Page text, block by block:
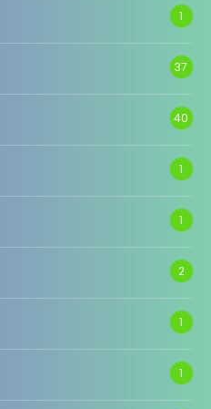
1
37
40
1
1
2
1
1